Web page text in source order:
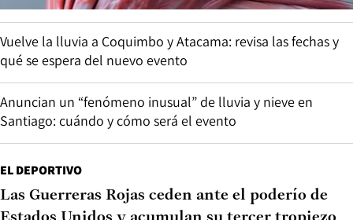
Vuelve la lluvia a Coquimbo y Atacama: revisa las fechas y
qué se espera del nuevo evento
Anuncian un “fenómeno inusual” de lluvia y nieve en
Santiago: cuándo y cómo será el evento
EL DEPORTIVO
Las Guerreras Rojas ceden ante el poderío de